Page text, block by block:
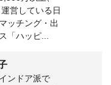
営している日
ッチング・出
「ハッピ...
ンドア派で